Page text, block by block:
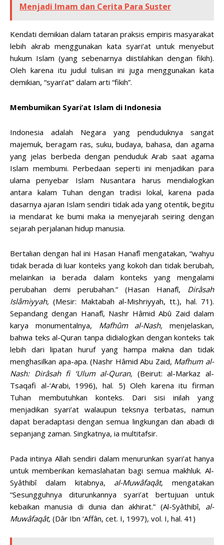
Menjadi Imam dan Cerita Para Suster
Kendati demikian dalam tataran praksis empiris masyarakat
lebih akrab menggunakan kata syari’at untuk menyebut
hukum Islam (yang sebenarnya diistilahkan dengan fikih).
Oleh karena itu judul tulisan ini juga menggunakan kata
demikian, “syari’at” dalam arti “fikih”.
Membumikan Syari’at Islam di Indonesia
Indonesia adalah Negara yang penduduknya sangat
majemuk, beragam ras, suku, budaya, bahasa, dan agama
yang jelas berbeda dengan penduduk Arab saat agama
Islam membumi. Perbedaan seperti ini menjadikan para
ulama penyebar Islam Nusantara harus mendialogkan
antara kalam Tuhan dengan tradisi lokal, karena pada
dasarnya ajaran Islam sendiri tidak ada yang otentik, begitu
ia mendarat ke bumi maka ia menyejarah seiring dengan
sejarah perjalanan hidup manusia.
Bertalian dengan hal ini Hasan Hanafî mengatakan, “wahyu
tidak berada di luar konteks yang kokoh dan tidak berubah,
melainkan ia berada dalam konteks yang mengalami
perubahan demi perubahan.” (Hasan Hanafî, Dirâsah
Islâmiyyah, (Mesir: Maktabah al-Mishriyyah, tt.), hal. 71).
Sepandang dengan Hanafî, Nashr Hâmid Abû Zaid dalam
karya monumentalnya, Mafhûm al-Nash, menjelaskan,
bahwa teks al-Quran tanpa didialogkan dengan konteks tak
lebih dari lipatan huruf yang hampa makna dan tidak
menghasilkan apa-apa. (Nashr Hâmid Abu Zaid, Mafhum al-
Nash: Dirâsah fi ‘Ulum al-Quran, (Beirut: al-Markaz al-
Tsaqafi al-‘Arabi, 1996), hal. 5) Oleh karena itu firman
Tuhan membutuhkan konteks. Dari sisi inilah yang
menjadikan syari’at walaupun teksnya terbatas, namun
dapat beradaptasi dengan semua lingkungan dan abadi di
sepanjang zaman. Singkatnya, ia multitafsir.
Pada intinya Allah sendiri dalam menurunkan syari’at hanya
untuk memberikan kemaslahatan bagi semua makhluk. Al-
Syâthibî dalam kitabnya, al-Muwâfaqât, mengatakan
“Sesungguhnya diturunkannya syari’at bertujuan untuk
kebaikan manusia di dunia dan akhirat.” (Al-Syâthibî, al-
Muwâfaqât, (Dâr Ibn ‘Affân, cet. I, 1997), vol. I, hal. 41)